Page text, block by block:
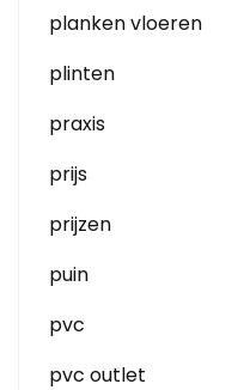
planken vloeren
plinten
praxis
prijs
prijzen
puin
pvc
pvc outlet